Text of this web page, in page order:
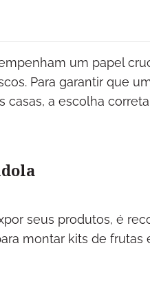
um papel
Para garantir que
casas, a escolha
seus produtos, é
montar kits de